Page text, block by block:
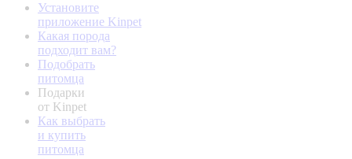
Установите
приложение Kinpet
Какая порода
подходит вам?
Подобрать
питомца
Подарки
от Kinpet
Как выбрать
и купить
питомца